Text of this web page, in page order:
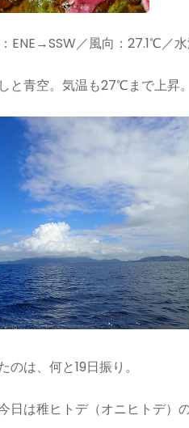
ENE→SSW／風向：27.1℃／
と青空。気温も27℃まで上
は、何と19日振り。
日は稚ヒトデ（オニヒトデ）